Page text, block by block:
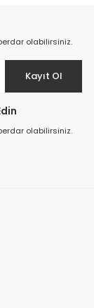
olabilirsiniz.
Kayıt Ol
olabilirsiniz.